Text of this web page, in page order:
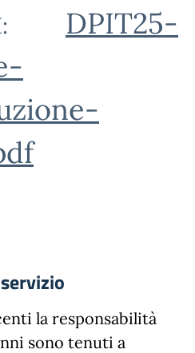
DPIT25-
la responsabilità
sono tenuti a